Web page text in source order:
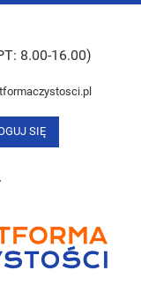
8.00-16.00)
SIĘ